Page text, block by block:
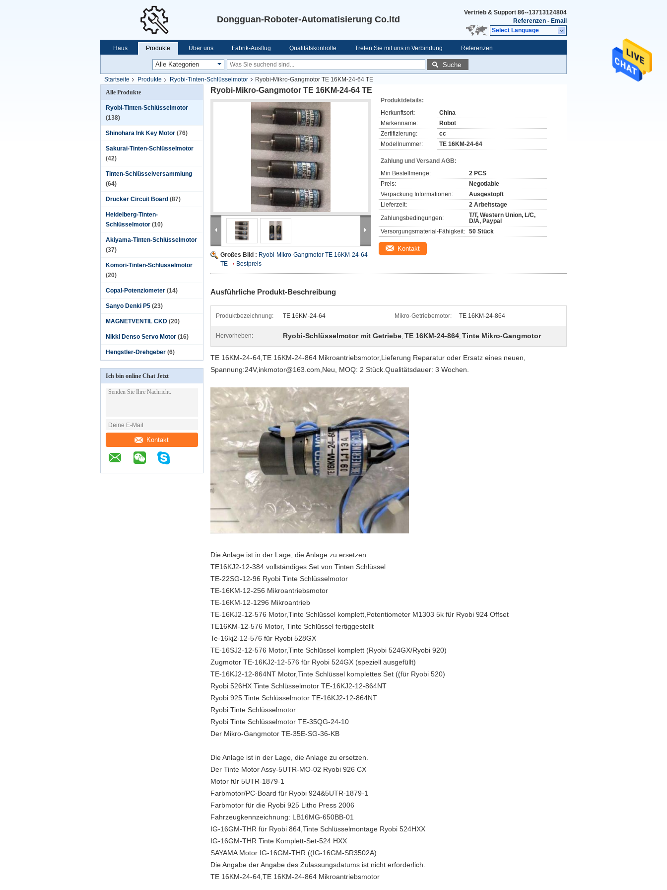
Dongguan-Roboter-Automatisierung Co.ltd
Vertrieb & Support 86--13713124804
Referenzen - Email
Select Language
Haus Produkte Über uns Fabrik-Ausflug Qualitätskontrolle Treten Sie mit uns in Verbindung Referenzen
Suche
Startseite Produkte Ryobi-Tinten-Schlüsselmotor
Ryobi-Mikro-Gangmotor TE 16KM-24-64 TE
Alle Produkte
Ryobi-Tinten-Schlüsselmotor
(138)
Shinohara Ink Key Motor (76)
Sakurai-Tinten-Schlüsselmotor
(42)
Tinten-Schlüsselversammlung
(64)
Drucker Circuit Board (87)
Heidelberg-Tinten-
Schlüsselmotor (10)
Akiyama-Tinten-Schlüsselmotor
(37)
Komori-Tinten-Schlüsselmotor
(20)
Copal-Potenziometer (14)
Sanyo Denki P5 (23)
MAGNETVENTIL CKD (20)
Nikki Denso Servo Motor (16)
Hengstler-Drehgeber (6)
Ich bin online Chat Jetzt
Kontakt
Ryobi-Mikro-Gangmotor TE 16KM-24-64 TE
Großes Bild : Ryobi-Mikro-Gangmotor TE 16KM-24-64
TE
Bestpreis
Produktdetails:
Herkunftsort:
China
Markenname:
Robot
Zertifizierung:
cc
Modellnummer:
TE 16KM-24-64
Zahlung und Versand AGB:
Min Bestellmenge:
2 PCS
Preis:
Negotiable
Verpackung Informationen:
Ausgestopft
Lieferzeit:
2 Arbeitstage
Zahlungsbedingungen:
T/T, Western Union, L/C,
D/A, Paypal
Versorgungsmaterial-Fähigkeit: 50 Stück
Kontakt
Ausführliche Produkt-Beschreibung
Produktbezeichnung: TE 16KM-24-64 Mikro-Getriebemotor: TE 16KM-24-864
Hervorheben: Ryobi-Schlüsselmotor mit Getriebe, TE 16KM-24-864, Tinte Mikro-Gangmotor
TE 16KM-24-64,TE 16KM-24-864 Mikroantriebsmotor, Lieferung Reparatur oder Ersatz eines neuen,
Spannung:24V,inkmotor@163.com,Neu, MOQ: 2 Stück.Qualitätsdauer: 3 Wochen.
Die Anlage ist in der Lage, die Anlage zu ersetzen.
TE16KJ2-12-384 vollständiges Set von Tinten Schlüssel
TE-22SG-12-96 Ryobi Tinte Schlüsselmotor
TE-16KM-12-256 Mikroantriebsmotor
TE-16KM-12-1296 Mikroantrieb
TE-16KJ2-12-576 Motor,Tinte Schlüssel komplett,Potentiometer M1303 5k für Ryobi 924 Offset
TE16KM-12-576 Motor, Tinte Schlüssel fertiggestellt
Te-16kj2-12-576 für Ryobi 528GX
TE-16SJ2-12-576 Motor,Tinte Schlüssel komplett (Ryobi 524GX/Ryobi 920)
Zugmotor TE-16KJ2-12-576 für Ryobi 524GX (speziell ausgefüllt)
TE-16KJ2-12-864NT Motor,Tinte Schlüssel komplettes Set ((für Ryobi 520)
Ryobi 526HX Tinte Schlüsselmotor TE-16KJ2-12-864NT
Ryobi 925 Tinte Schlüsselmotor TE-16KJ2-12-864NT
Ryobi Tinte Schlüsselmotor
Ryobi Tinte Schlüsselmotor TE-35QG-24-10
Der Mikro-Gangmotor TE-35E-SG-36-KB
Die Anlage ist in der Lage, die Anlage zu ersetzen.
Der Tinte Motor Assy-5UTR-MO-02 Ryobi 926 CX
Motor für 5UTR-1879-1
Farbmotor/PC-Board für Ryobi 924&5UTR-1879-1
Farbmotor für die Ryobi 925 Litho Press 2006
Fahrzeugkennzeichnung: LB16MG-650BB-01
IG-16GM-THR für Ryobi 864,Tinte Schlüsselmontage Ryobi 524HXX
IG-16GM-THR Tinte Komplett-Set-524 HXX
SAYAMA Motor IG-16GM-THR ((IG-16GM-SR3502A)
Die Angabe der Angabe des Zulassungsdatums ist nicht erforderlich.
TE 16KM-24-64,TE 16KM-24-864 Mikroantriebsmotor